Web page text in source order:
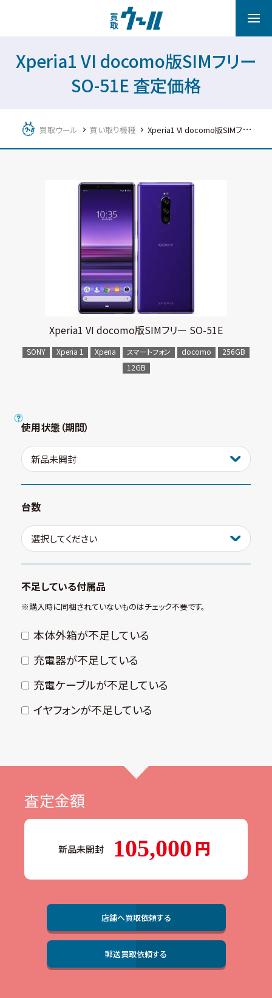
Xperia1 VI docomo版SIMフリー
SO-51E 査定価格
買取ウール 買い取り機種 Xperia1 VI docomo版SIMフリー SO-51E
Xperia1 VI docomo版SIMフリー SO-51E
SONY Xperia 1 Xperia スマートフォン docomo
256GB
12GB
使用状態（期間）
台数
不足している付属品
※購⼊時に同梱されていないものはチェック不要です。
本体外箱が不⾜している
充電器が不⾜している
充電ケーブルが不⾜している
イヤフォンが不⾜している
査定金額
新品未開封 105,000
店舗へ買取依頼する
郵送買取依頼する